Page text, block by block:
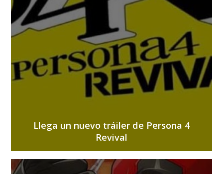
Llega un nuevo tráiler de Persona 4
Revival